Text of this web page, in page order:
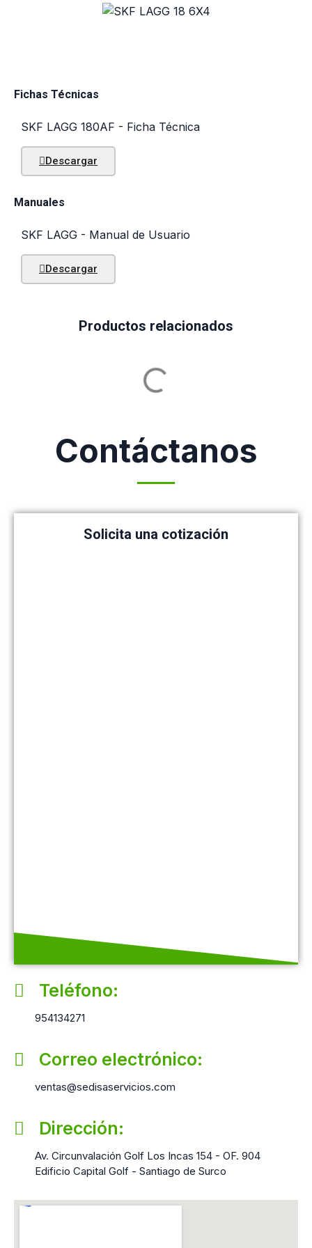
Fichas Técnicas
SKF LAGG 180AF - Ficha Técnica
Descargar
Manuales
SKF LAGG - Manual de Usuario
Descargar
Productos relacionados
Contáctanos
Solicita una cotización
Teléfono:
954134271
Correo electrónico:
ventas@sedisaservicios.com
Dirección:
Av. Circunvalación Golf Los Incas 154 - OF. 904
Edificio Capital Golf - Santiago de Surco